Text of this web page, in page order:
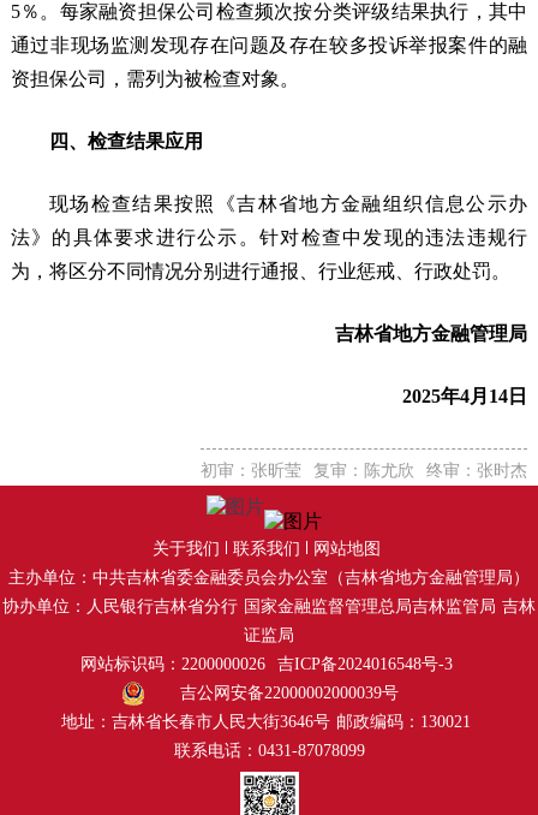
5％。每家融资担保公司检查频次按分类评级结果执行，其中
通过非现场监测发现存在问题及存在较多投诉举报案件的融
资担保公司，需列为被检查对象。
四、检查结果应用
现场检查结果按照《吉林省地方金融组织信息公示办
法》的具体要求进行公示。针对检查中发现的违法违规行
为，将区分不同情况分别进行通报、行业惩戒、行政处罚。
吉林省地方金融管理局
2025年4月14日
初审：张昕莹 复审：陈尤欣 终审：张时杰
关于我们 联系我们
网站地图
主办单位：中共吉林省委金融委员会办公室（吉林省地方金融管理局）
协办单位：人民银行吉林省分行 国家金融监督管理总局吉林监管局 吉林
证监局
网站标识码：2200000026
吉ICP备2024016548号-3
吉公网安备22000002000039号
地址：吉林省长春市人民大街3646号 邮政编码：130021
联系电话：0431-87078099